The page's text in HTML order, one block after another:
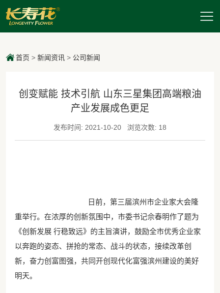
首页 > 新闻资讯> 公司新闻
创变赋能 技术引航 山东三星集团高端粮油
产业发展成色更足
发布时间: 2021-10-20 浏览次数: 18
日前，第三届滨州市企业家大会隆
重举行。在浓厚的创新氛围中，市委书记佘春明作了题为
《创新发展 行稳致远》的主旨演讲，鼓励全市优秀企业家
以奔跑的姿态、拼抢的常态、战斗的状态，接续改革创
新，奋力创富图强，共同开创现代化富强滨州建设的美好
明天。